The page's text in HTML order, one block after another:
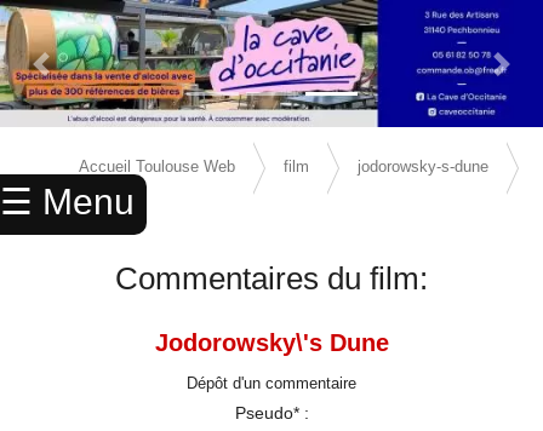
☰ Menu
× ACCUEIL
ANNUAIRE
Previous Slide Next
Accueil Toulouse Web film jodorowsky-s-dune
avis
Commentaires du film:
Jodorowsky\'s Dune
Dépôt d'un commentaire
Pseudo* :